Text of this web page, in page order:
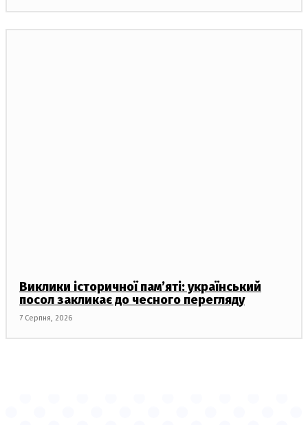
Виклики історичної пам’яті: український
посол закликає до чесного перегляду
7 Серпня, 2026